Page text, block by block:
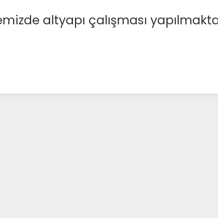
altyapı çalışması